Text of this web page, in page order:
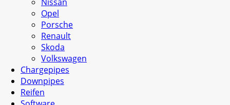
Opel
Porsche
Renault
Skoda
Volkswagen
Chargepipes
Downpipes
Reifen